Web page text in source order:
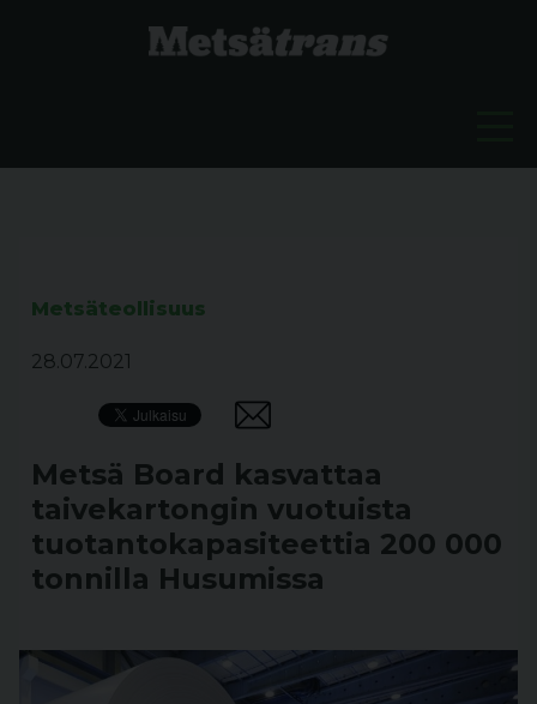
Metsäteollisuus
28.07.2021
Metsä Board kasvattaa
taivekartongin vuotuista
tuotantokapasiteettia 200 000
tonnilla Husumissa